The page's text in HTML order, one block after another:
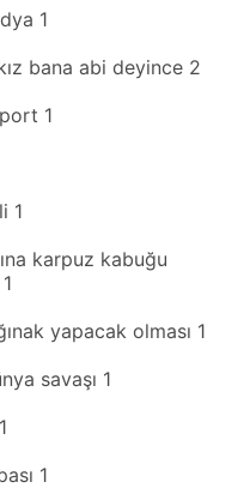
1
bana abi deyince 2
1
1
karpuz kabuğu
1
yapacak olması 1
savaşı 1
1
1